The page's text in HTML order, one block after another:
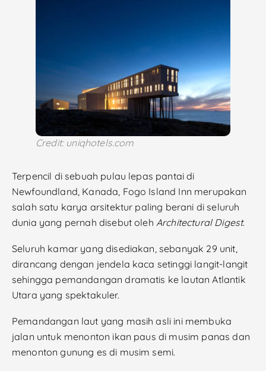
Credit: uniqhotels.com
Terpencil di sebuah pulau lepas pantai di
Newfoundland, Kanada, Fogo Island Inn merupakan
salah satu karya arsitektur paling berani di seluruh
dunia yang pernah disebut oleh Architectural Digest.
Seluruh kamar yang disediakan, sebanyak 29 unit,
dirancang dengan jendela kaca setinggi langit-langit
sehingga pemandangan dramatis ke lautan Atlantik
Utara yang spektakuler.
Pemandangan laut yang masih asli ini membuka
jalan untuk menonton ikan paus di musim panas dan
menonton gunung es di musim semi.